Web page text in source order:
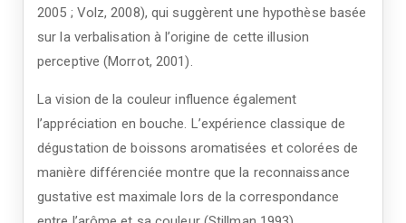
2005 ; Volz, 2008), qui suggèrent une hypothèse basée
sur la verbalisation à l’origine de cette illusion
perceptive (Morrot, 2001).
La vision de la couleur influence également
l’appréciation en bouche. L’expérience classique de
dégustation de boissons aromatisées et colorées de
manière différenciée montre que la reconnaissance
gustative est maximale lors de la correspondance